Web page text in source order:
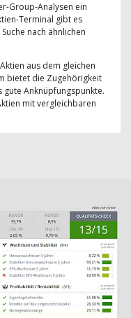
Group-Analysen ein
Terminal gibt es
nach ähnlichen
aus dem gleichen
bietet die Zugehörigkeit
gute Anknüpfungspunkte.
mit vergleichbaren